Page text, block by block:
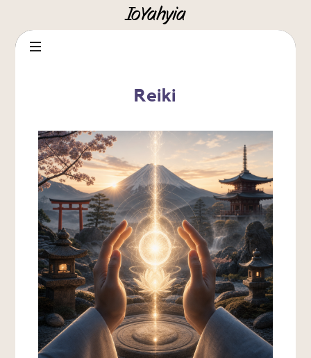
IoYahyia
Reiki